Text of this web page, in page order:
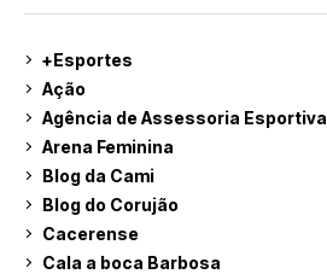
+Esportes
Ação
Agência de Assessoria Esportiva
Arena Feminina
Blog da Cami
Blog do Corujão
Cacerense
Cala a boca Barbosa